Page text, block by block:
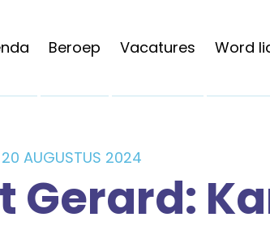
Beroep Vacatures Word
20 AUGUSTUS 2024
Gerard: